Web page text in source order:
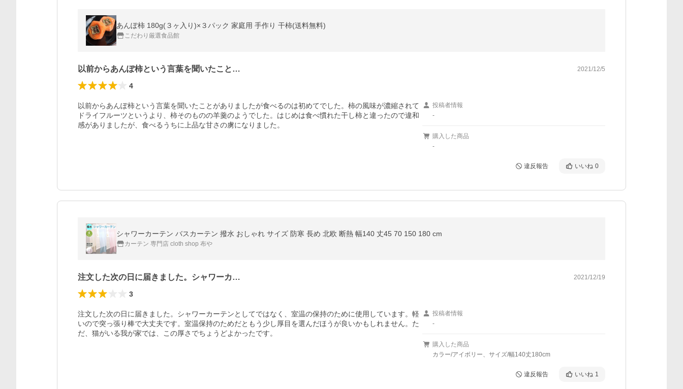
あんぽ柿 180g(３ヶ入り)×３パック 家庭用 手作り 干柿(送料無料)
こだわり厳選食品館
以前からあんぽ柿という言葉を聞いたこと… 2021/12/5
4
以前からあんぽ柿という言葉を聞いたことがありましたが食べるのは初めてでした。柿の風味が濃縮されて
ドライフルーツというより、柿そのものの羊羹のようでした。はじめは食べ慣れた干し柿と違ったので違和
感がありましたが、食べるうちに上品な甘さの虜になりました。
投稿者情報
-
購入した商品
-
違反報告 いいね 0
シャワーカーテン バスカーテン 撥水 おしゃれ サイズ 防寒 長め 北欧 断熱 幅140 丈45 70 150 180 cm
カーテン 専門店 cloth shop 布や
注文した次の日に届きました。シャワーカ… 2021/12/19
3
注文した次の日に届きました。シャワーカーテンとしてではなく、室温の保持のために使用しています。軽
いので突っ張り棒で大丈夫です。室温保持のためだともう少し厚目を選んだほうが良いかもしれません。た
だ、猫がいる我が家では、この厚さでちょうどよかったです。
投稿者情報
-
購入した商品
カラー/アイボリー、サイズ/幅140丈180cm
違反報告 いいね 1